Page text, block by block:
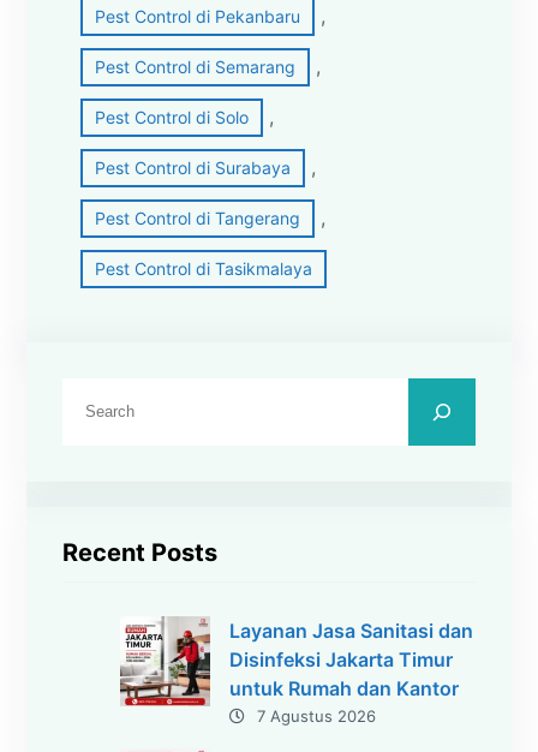
Pest Control di Pekanbaru ,
Pest Control di Semarang ,
Pest Control di Solo ,
Pest Control di Surabaya ,
Pest Control di Tangerang ,
Pest Control di Tasikmalaya
Recent Posts
Layanan Jasa Sanitasi dan
Disinfeksi Jakarta Timur
untuk Rumah dan Kantor
7 Agustus 2026